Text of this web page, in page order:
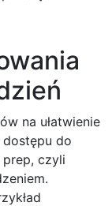
na ułatwienie
do
prep, czyli